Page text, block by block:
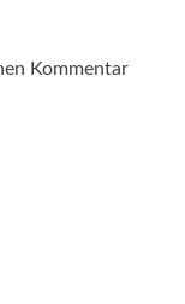
Kommentar